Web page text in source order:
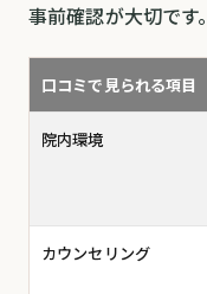
事前確認が大切です。
口コミで見られる項目
院内環境
カウンセリング